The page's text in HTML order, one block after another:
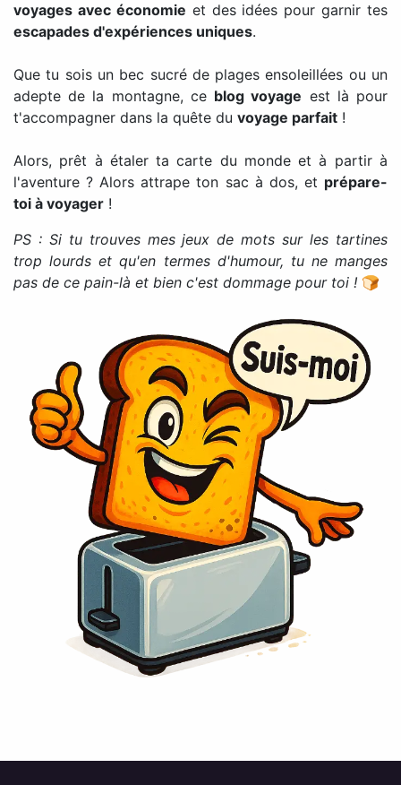
voyages avec économie et des idées pour garnir tes
escapades d'expériences uniques.
Que tu sois un bec sucré de plages ensoleillées ou un
adepte de la montagne, ce blog voyage est là pour
t'accompagner dans la quête du voyage parfait !
Alors, prêt à étaler ta carte du monde et à partir à
l'aventure ? Alors attrape ton sac à dos, et prépare-
toi à voyager !
PS : Si tu trouves mes jeux de mots sur les tartines
trop lourds et qu'en termes d'humour, tu ne manges
pas de ce pain-là et bien c'est dommage pour toi ! 🍞